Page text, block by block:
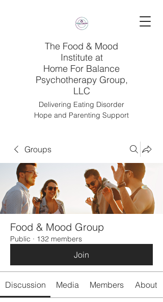
The Food & Mood
Institute at
Home For Balance
Psychotherapy Group,
LLC
Delivering Eating Disorder
Hope and Parenting Support
Groups
Food & Mood Group
Public · 132 members
Join
Discussion Media Members About